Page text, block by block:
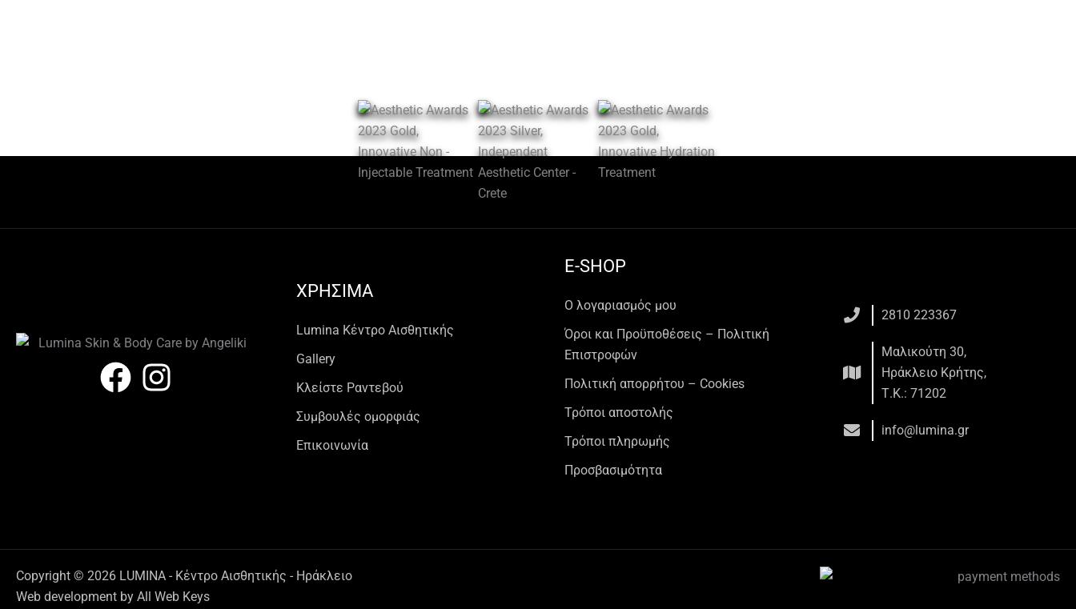
ΧΡΗΣΙΜΑ
Lumina Kέντρο Αισθητικής
Gallery
Κλείστε Ραντεβού
Συμβουλές ομορφιάς
Επικοινωνία
E-SHOP
Ο λογαριασμός μου
Όροι και Προϋποθέσεις – Πολιτική
Επιστροφών
Πολιτική απορρήτου – Cookies
Τρόποι αποστολής
Τρόποι πληρωμής
Προσβασιμότητα
2810 223367
Μαλικούτη 30,
Ηράκλειο Κρήτης,
Τ.Κ.: 71202
info@lumina.gr
Copyright © 2026 LUMINA - Κέντρο Αισθητικής - Ηράκλειο
Web development by All Web Keys